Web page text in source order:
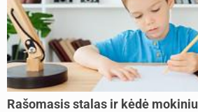
Rašomasis stalas ir kėdė